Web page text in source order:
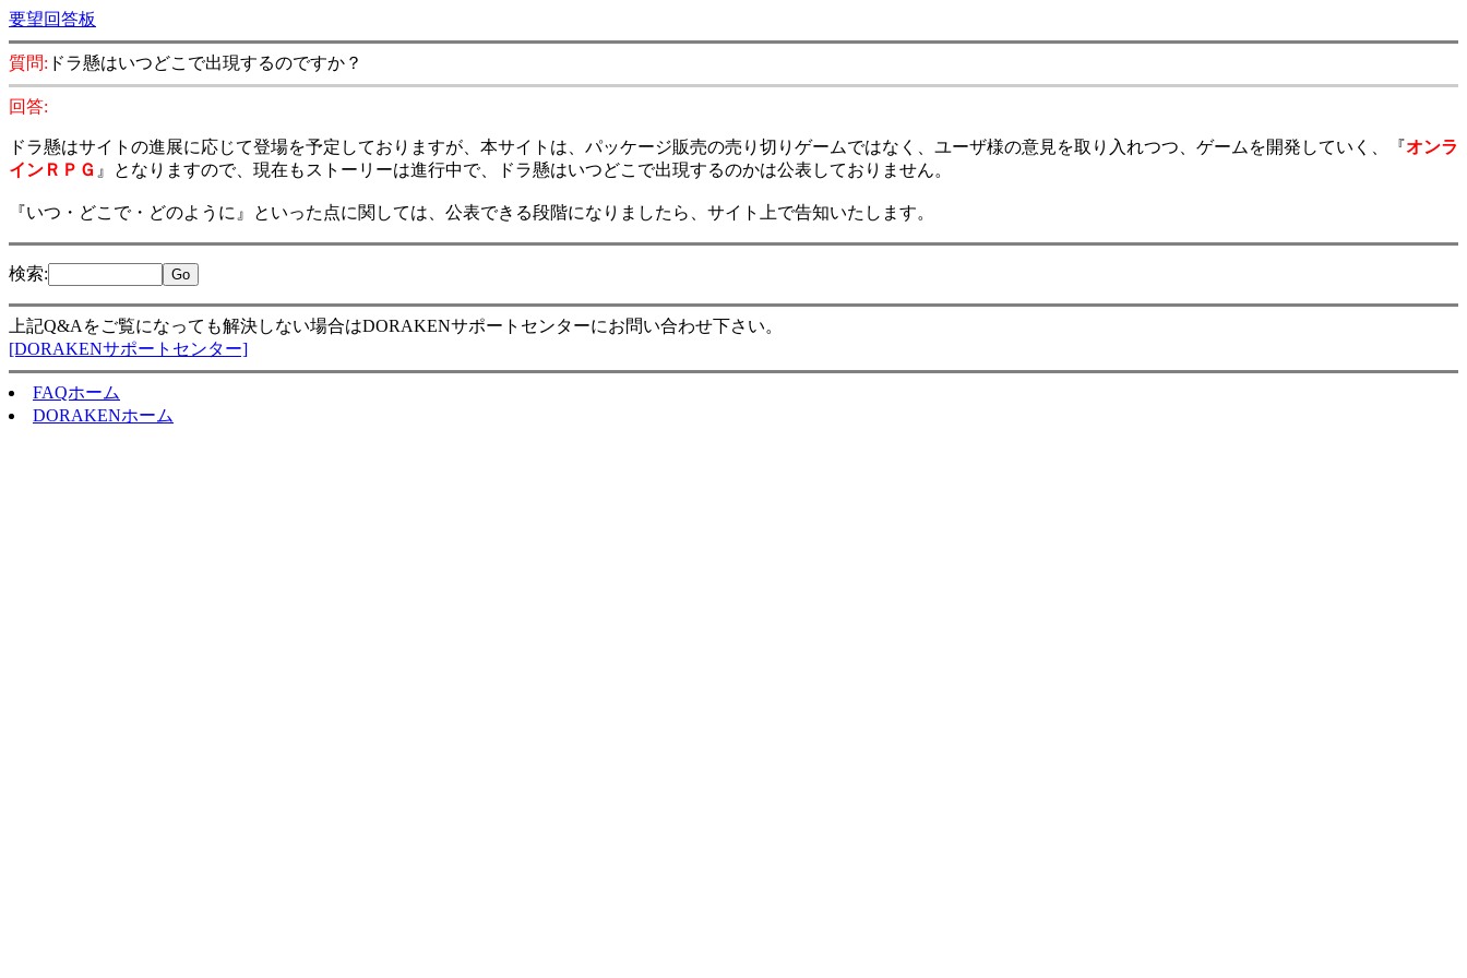
要望回答板
質問: ドラ懸はいつどこで出現するのですか？
回答:
ドラ懸はサイトの進展に応じて登場を予定しておりますが、本サイトは、パッケージ販売の売り切りゲームではなく、ユーザ様の意見を取り入れつつ、ゲームを開発していく、『オンラ
インＲＰＧ 』となりますので、現在もストーリーは進行中で、ドラ懸はいつどこで出現するのかは公表しておりません。
『いつ・どこで・どのように』といった点に関しては、公表できる段階になりましたら、サイト上で告知いたします。
検索:
上記Q&Aをご覧になっても解決しない場合はDORAKENサポートセンターにお問い合わせ下さい。
[DORAKENサポートセンター]
FAQホーム
DORAKENホーム